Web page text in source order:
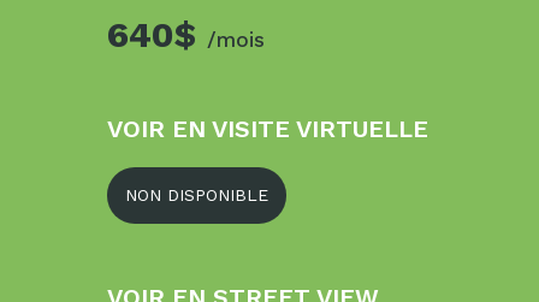
640$ /mois
VOIR EN VISITE VIRTUELLE
NON DISPONIBLE